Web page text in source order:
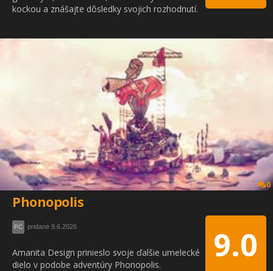
kockou a znášajte dôsledky svojich rozhodnutí.
0
Phonopolis
9.0
PC pridané 9.6.2026
Amanita Design prinieslo svoje ďalšie umelecké
dielo v podobe adventúry Phonopolis.